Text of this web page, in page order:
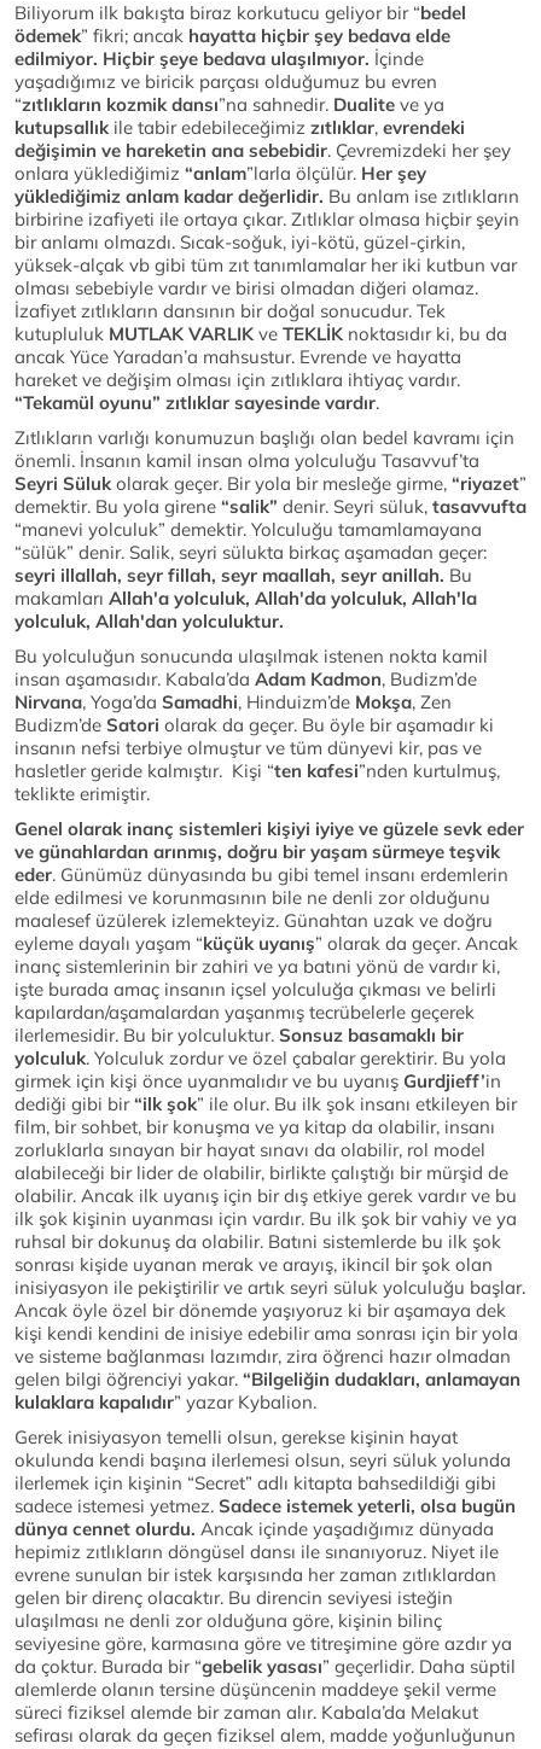
Biliyorum ilk bakışta biraz korkutucu geliyor bir “bedel
ödemek” fikri; ancak hayatta hiçbir şey bedava elde
edilmiyor. Hiçbir şeye bedava ulaşılmıyor. İçinde
yaşadığımız ve biricik parçası olduğumuz bu evren
“zıtlıkların kozmik dansı”na sahnedir. Dualite ve ya
kutupsallık ile tabir edebileceğimiz zıtlıklar, evrendeki
değişimin ve hareketin ana sebebidir. Çevremizdeki her şey
onlara yüklediğimiz “anlam”larla ölçülür. Her şey
yüklediğimiz anlam kadar değerlidir. Bu anlam ise zıtlıkların
birbirine izafiyeti ile ortaya çıkar. Zıtlıklar olmasa hiçbir şeyin
bir anlamı olmazdı. Sıcak-soğuk, iyi-kötü, güzel-çirkin,
yüksek-alçak vb gibi tüm zıt tanımlamalar her iki kutbun var
olması sebebiyle vardır ve birisi olmadan diğeri olamaz.
İzafiyet zıtlıkların dansının bir doğal sonucudur. Tek
kutupluluk MUTLAK VARLIK ve TEKLİK noktasıdır ki, bu da
ancak Yüce Yaradan’a mahsustur. Evrende ve hayatta
hareket ve değişim olması için zıtlıklara ihtiyaç vardır.
“Tekamül oyunu” zıtlıklar sayesinde vardır.
Zıtlıkların varlığı konumuzun başlığı olan bedel kavramı için
önemli. İnsanın kamil insan olma yolculuğu Tasavvuf’ta
Seyri Sülukolarak geçer. Bir yola bir mesleğe girme, “riyazet”
demektir. Bu yola girene “salik” denir. Seyri süluk, tasavvufta
“manevi yolculuk” demektir. Yolculuğu tamamlamayana
“sülük” denir. Salik, seyri sülukta birkaç aşamadan geçer:
seyri illallah, seyr fillah, seyr maallah, seyr anillah. Bu
makamları Allah'a yolculuk, Allah'da yolculuk, Allah'la
yolculuk, Allah'dan yolculuktur.
Bu yolculuğun sonucunda ulaşılmak istenen nokta kamil
insan aşamasıdır. Kabala’da Adam Kadmon, Budizm’de
Nirvana, Yoga’da Samadhi, Hinduizm’de Mokşa, Zen
Budizm’de Satori olarak da geçer. Bu öyle bir aşamadır ki
insanın nefsi terbiye olmuştur ve tüm dünyevi kir, pas ve
hasletler geride kalmıştır. Kişi “ten kafesi”nden kurtulmuş,
teklikte erimiştir.
Genel olarak inanç sistemleri kişiyi iyiye ve güzele sevk eder
ve günahlardan arınmış, doğru bir yaşam sürmeye teşvik
eder. Günümüz dünyasında bu gibi temel insanı erdemlerin
elde edilmesi ve korunmasının bile ne denli zor olduğunu
maalesef üzülerek izlemekteyiz. Günahtan uzak ve doğru
eyleme dayalı yaşam “küçük uyanış” olarak da geçer. Ancak
inanç sistemlerinin bir zahiri ve ya batıni yönü de vardır ki,
işte burada amaç insanın içsel yolculuğa çıkması ve belirli
kapılardan/aşamalardan yaşanmış tecrübelerle geçerek
ilerlemesidir. Bu bir yolculuktur. Sonsuz basamaklı bir
yolculuk. Yolculuk zordur ve özel çabalar gerektirir. Bu yola
girmek için kişi önce uyanmalıdır ve bu uyanış Gurdjieff’in
dediği gibi bir“ilk şok” ile olur. Bu ilk şok insanı etkileyen bir
film, bir sohbet, bir konuşma ve ya kitap da olabilir, insanı
zorluklarla sınayan bir hayat sınavı da olabilir, rol model
alabileceği bir lider de olabilir, birlikte çalıştığı bir mürşid de
olabilir. Ancak ilk uyanış için bir dış etkiye gerek vardır ve bu
ilk şok kişinin uyanması için vardır. Bu ilk şok bir vahiy ve ya
ruhsal bir dokunuş da olabilir. Batıni sistemlerde bu ilk şok
sonrası kişide uyanan merak ve arayış, ikincil bir şok olan
inisiyasyon ile pekiştirilir ve artık seyri süluk yolculuğu başlar.
Ancak öyle özel bir dönemde yaşıyoruz ki bir aşamaya dek
kişi kendi kendini de inisiye edebilir ama sonrası için bir yola
ve sisteme bağlanması lazımdır, zira öğrenci hazır olmadan
gelen bilgi öğrenciyi yakar. “Bilgeliğin dudakları, anlamayan
kulaklara kapalıdır” yazar Kybalion.
Gerek inisiyasyon temelli olsun, gerekse kişinin hayat
okulunda kendi başına ilerlemesi olsun, seyri süluk yolunda
ilerlemek için kişinin “Secret” adlı kitapta bahsedildiği gibi
sadece istemesi yetmez. Sadece istemek yeterli, olsa bugün
dünya cennet olurdu. Ancak içinde yaşadığımız dünyada
hepimiz zıtlıkların döngüsel dansı ile sınanıyoruz. Niyet ile
evrene sunulan bir istek karşısında her zaman zıtlıklardan
gelen bir direnç olacaktır. Bu direncin seviyesi isteğin
ulaşılması ne denli zor olduğuna göre, kişinin bilinç
seviyesine göre, karmasına göre ve titreşimine göre azdır ya
da çoktur. Burada bir “gebelik yasası” geçerlidir. Daha süptil
alemlerde olanın tersine düşüncenin maddeye şekil verme
süreci fiziksel alemde bir zaman alır. Kabala’da Melakut
sefirası olarak da geçen fiziksel alem, madde yoğunluğunun